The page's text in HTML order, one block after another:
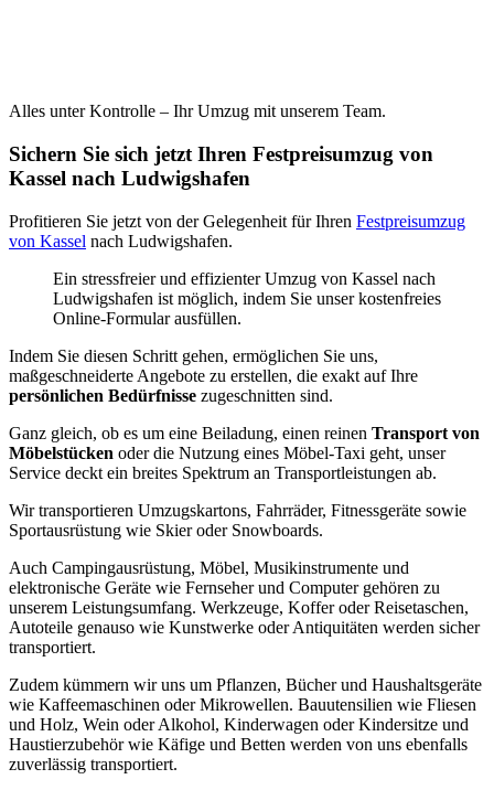
Alles unter Kontrolle – Ihr Umzug mit unserem Team.
Sichern Sie sich jetzt Ihren Festpreisumzug von
Kassel nach Ludwigshafen
Profitieren Sie jetzt von der Gelegenheit für Ihren Festpreisumzug
von Kassel nach Ludwigshafen.
Ein stressfreier und effizienter Umzug von Kassel nach
Ludwigshafen ist möglich, indem Sie unser kostenfreies
Online-Formular ausfüllen.
Indem Sie diesen Schritt gehen, ermöglichen Sie uns,
maßgeschneiderte Angebote zu erstellen, die exakt auf Ihre
persönlichen Bedürfnisse zugeschnitten sind.
Ganz gleich, ob es um eine Beiladung, einen reinen Transport von
Möbelstücken oder die Nutzung eines Möbel-Taxi geht, unser
Service deckt ein breites Spektrum an Transportleistungen ab.
Wir transportieren Umzugskartons, Fahrräder, Fitnessgeräte sowie
Sportausrüstung wie Skier oder Snowboards.
Auch Campingausrüstung, Möbel, Musikinstrumente und
elektronische Geräte wie Fernseher und Computer gehören zu
unserem Leistungsumfang. Werkzeuge, Koffer oder Reisetaschen,
Autoteile genauso wie Kunstwerke oder Antiquitäten werden sicher
transportiert.
Zudem kümmern wir uns um Pflanzen, Bücher und Haushaltsgeräte
wie Kaffeemaschinen oder Mikrowellen. Bauutensilien wie Fliesen
und Holz, Wein oder Alkohol, Kinderwagen oder Kindersitze und
Haustierzubehör wie Käfige und Betten werden von uns ebenfalls
zuverlässig transportiert.